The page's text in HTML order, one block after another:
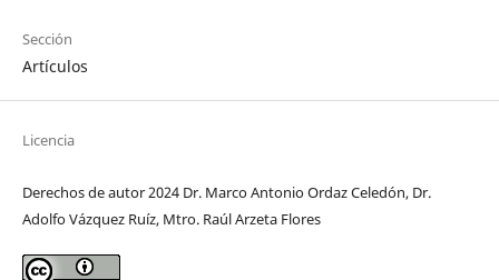
Sección
Artículos
Licencia
Derechos de autor 2024 Dr. Marco Antonio Ordaz Celedón, Dr.
Adolfo Vázquez Ruíz, Mtro. Raúl Arzeta Flores